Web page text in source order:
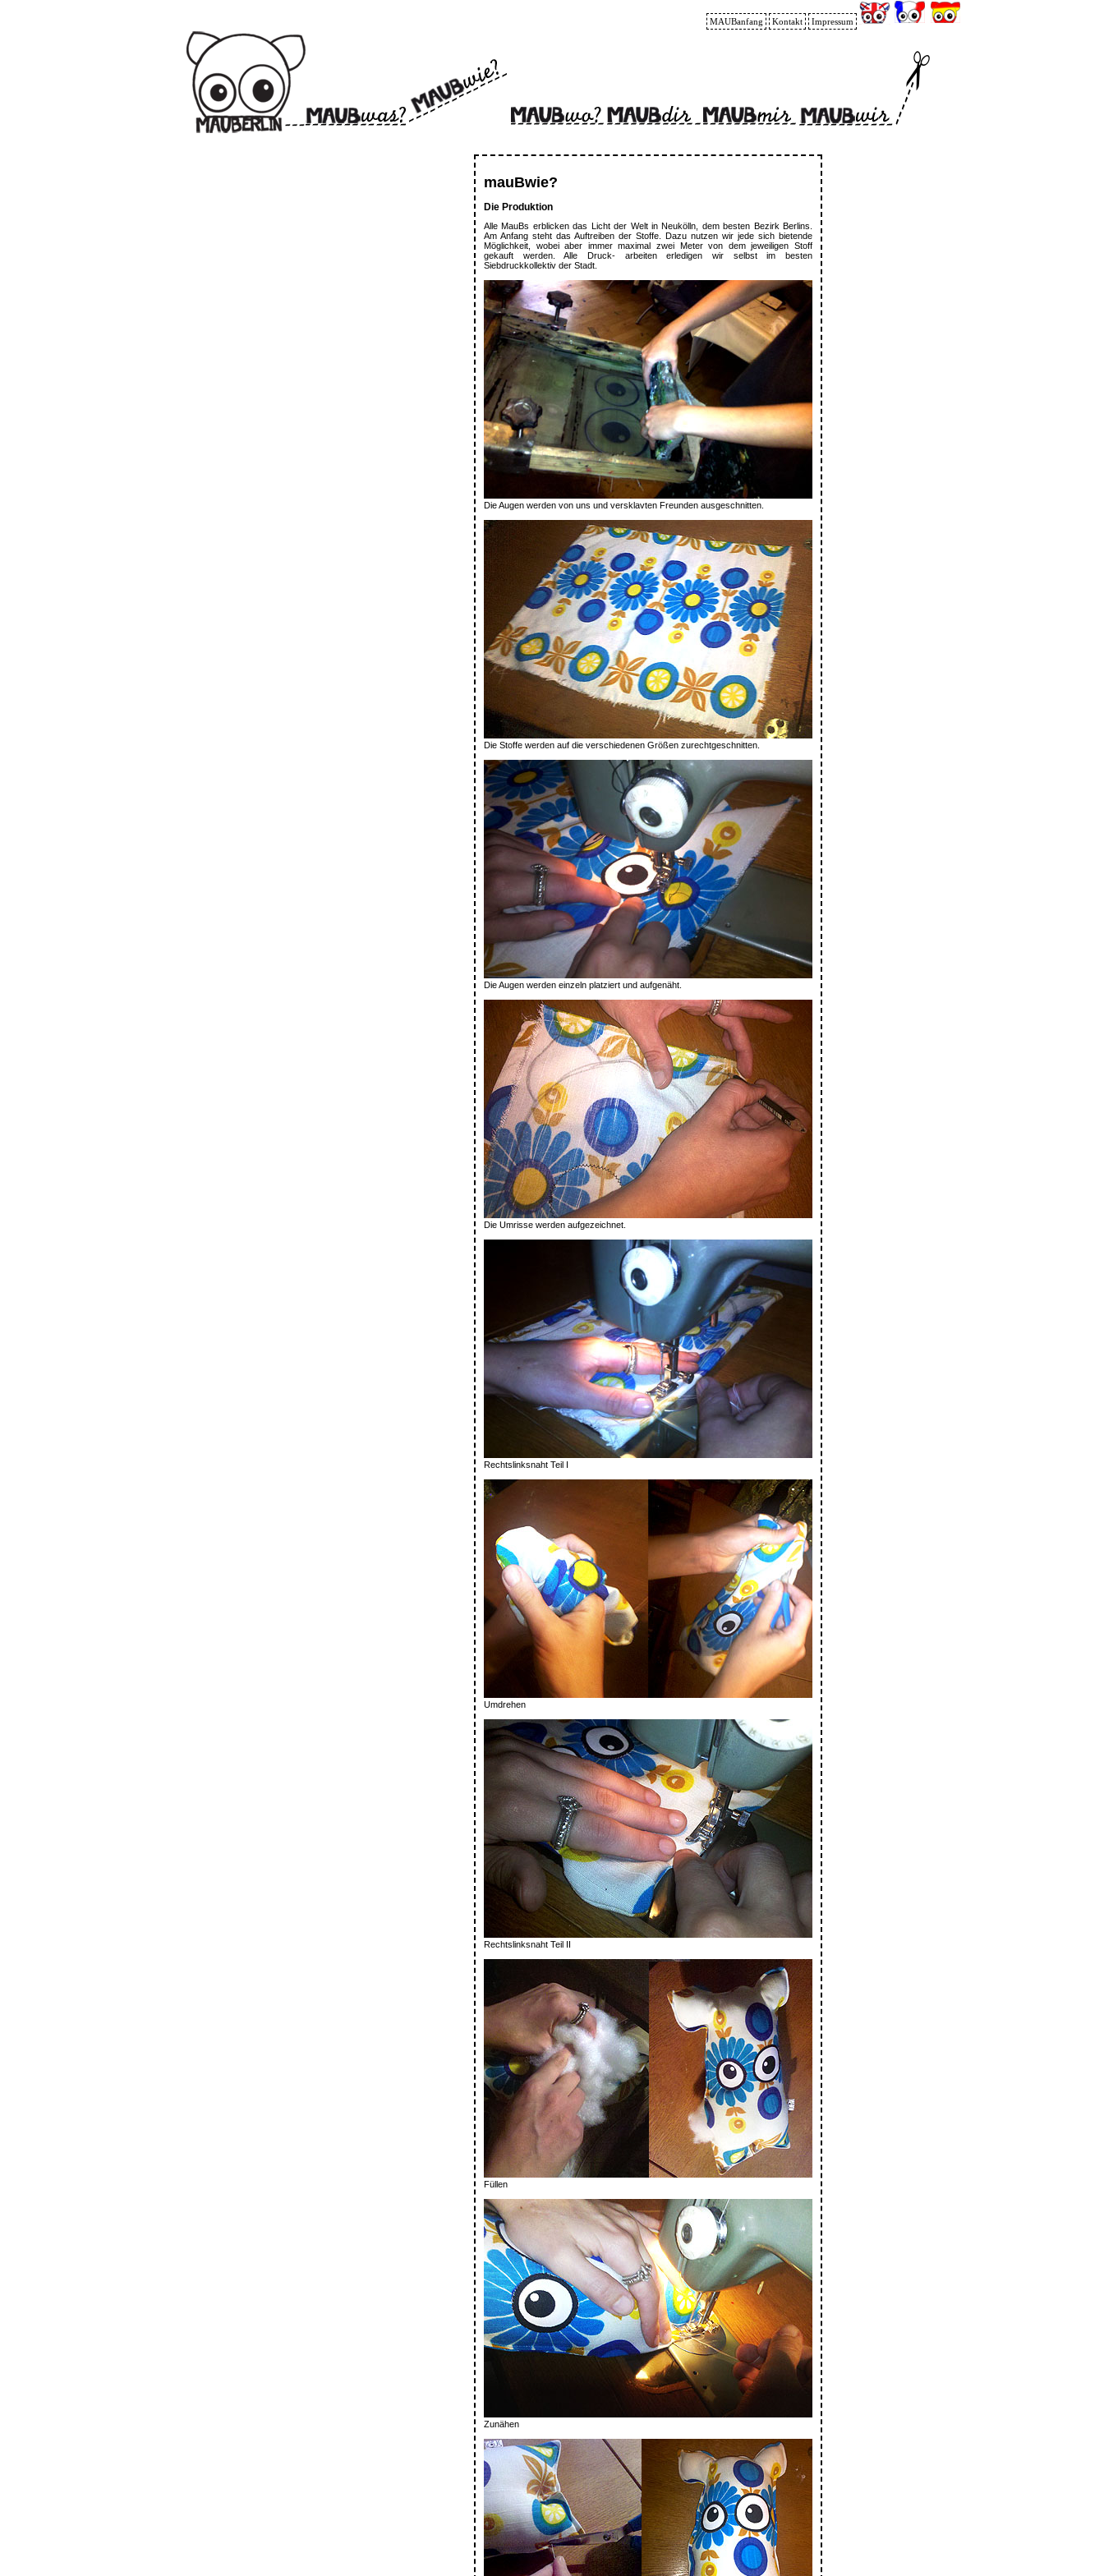
MAUBanfang Kontakt Impressum
mauBwie?
Die Produktion
Alle MauBs erblicken das Licht der Welt in Neukölln, dem besten Bezirk Berlins.
Am Anfang steht das Auftreiben der Stoffe. Dazu nutzen wir jede sich bietende
Möglichkeit, wobei aber immer maximal zwei Meter von dem jeweiligen Stoff
gekauft werden. Alle Druck- arbeiten erledigen wir selbst im besten
Siebdruckkollektiv der Stadt.
Die Augen werden von uns und versklavten Freunden ausgeschnitten.
Die Stoffe werden auf die verschiedenen Größen zurechtgeschnitten.
Die Augen werden einzeln platziert und aufgenäht.
Die Umrisse werden aufgezeichnet.
Rechtslinksnaht Teil I
Umdrehen
Rechtslinksnaht Teil II
Füllen
Zunähen